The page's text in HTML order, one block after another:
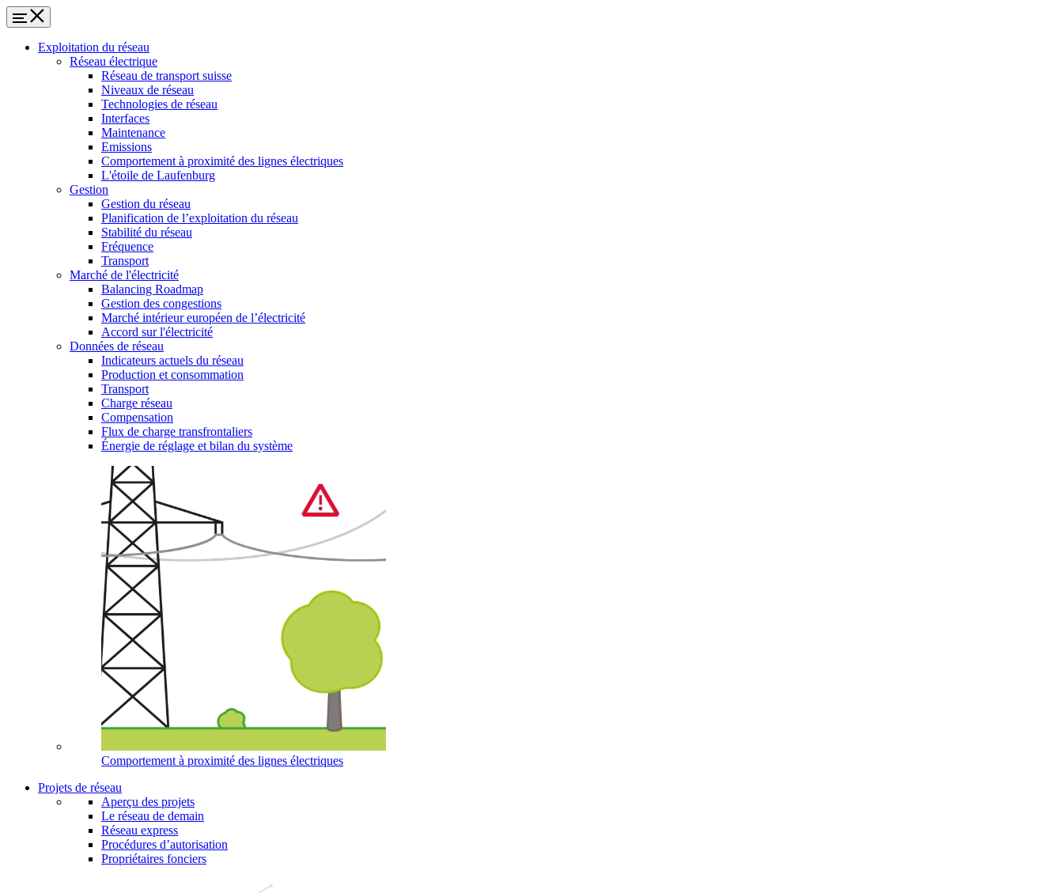
Exploitation du réseau
Réseau électrique
Réseau de transport suisse
Niveaux de réseau
Technologies de réseau
Interfaces
Maintenance
Emissions
Comportement à proximité des lignes électriques
L'étoile de Laufenburg
Gestion
Gestion du réseau
Planification de l’exploitation du réseau
Stabilité du réseau
Fréquence
Transport
Marché de l'électricité
Balancing Roadmap
Gestion des congestions
Marché intérieur européen de l’électricité
Accord sur l'électricité
Données de réseau
Indicateurs actuels du réseau
Production et consommation
Transport
Charge réseau
Compensation
Flux de charge transfrontaliers
Énergie de réglage et bilan du système
Comportement à proximité des lignes électriques
Projets de réseau
Aperçu des projets
Le réseau de demain
Réseau express
Procédures d’autorisation
Propriétaires fonciers